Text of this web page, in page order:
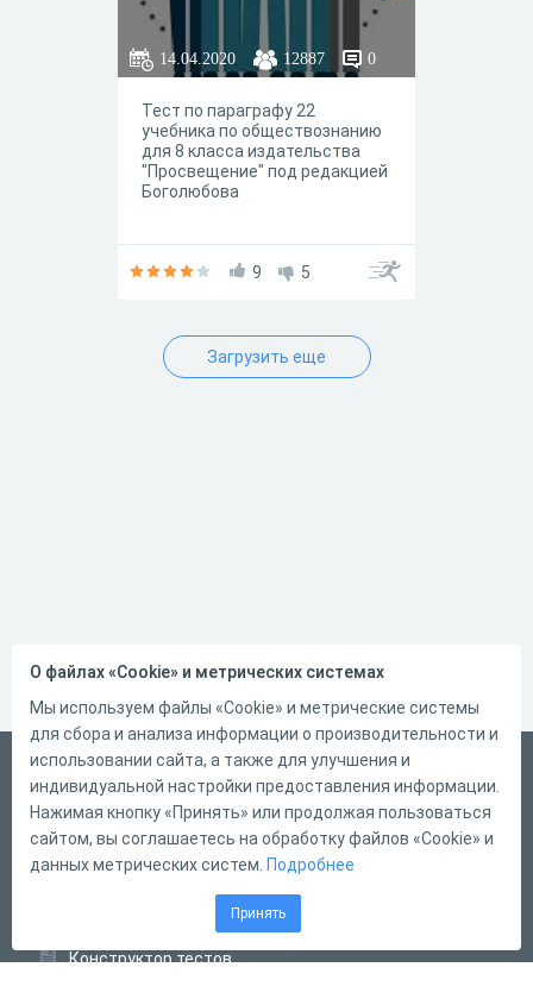
14.04.2020 12887 0
Тест по параграфу 22
учебника по обществознанию
для 8 класса издательства
"Просвещение" под редакцией
Боголюбова
9 5
Загрузить еще
Русский
Справка
Форма обратной связи
Конструктор тестов
О файлах «Cookie» и метрических системах
Мы используем файлы «Cookie» и метрические системы
для сбора и анализа информации о производительности и
использовании сайта, а также для улучшения и
индивидуальной настройки предоставления информации.
Нажимая кнопку «Принять» или продолжая пользоваться
сайтом, вы соглашаетесь на обработку файлов «Cookie» и
данных метрических систем. Подробнее
Принять